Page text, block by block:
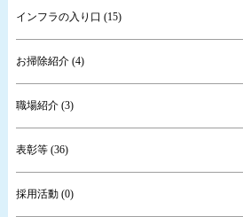
インフラの入り口 (15)
お掃除紹介 (4)
職場紹介 (3)
表彰等 (36)
採用活動 (0)